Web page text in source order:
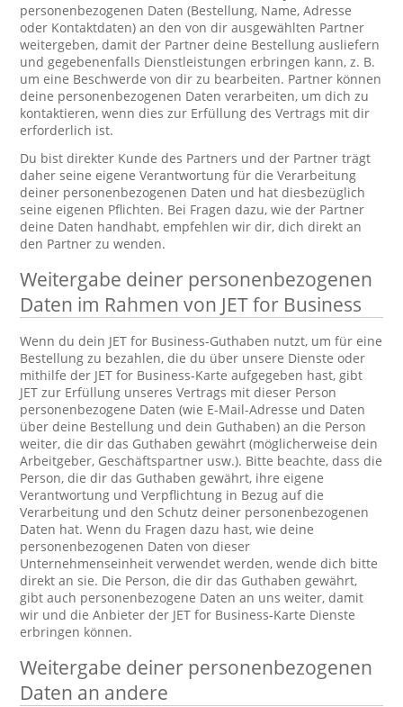
personenbezogenen Daten (Bestellung, Name, Adresse
oder Kontaktdaten) an den von dir ausgewählten Partner
weitergeben, damit der Partner deine Bestellung ausliefern
und gegebenenfalls Dienstleistungen erbringen kann, z. B.
um eine Beschwerde von dir zu bearbeiten. Partner können
deine personenbezogenen Daten verarbeiten, um dich zu
kontaktieren, wenn dies zur Erfüllung des Vertrags mit dir
erforderlich ist.
Du bist direkter Kunde des Partners und der Partner trägt
daher seine eigene Verantwortung für die Verarbeitung
deiner personenbezogenen Daten und hat diesbezüglich
seine eigenen Pflichten. Bei Fragen dazu, wie der Partner
deine Daten handhabt, empfehlen wir dir, dich direkt an
den Partner zu wenden.
Weitergabe deiner personenbezogenen
Daten im Rahmen von JET for Business
Wenn du dein JET for Business-Guthaben nutzt, um für eine
Bestellung zu bezahlen, die du über unsere Dienste oder
mithilfe der JET for Business-Karte aufgegeben hast, gibt
JET zur Erfüllung unseres Vertrags mit dieser Person
personenbezogene Daten (wie E-Mail-Adresse und Daten
über deine Bestellung und dein Guthaben) an die Person
weiter, die dir das Guthaben gewährt (möglicherweise dein
Arbeitgeber, Geschäftspartner usw.). Bitte beachte, dass die
Person, die dir das Guthaben gewährt, ihre eigene
Verantwortung und Verpflichtung in Bezug auf die
Verarbeitung und den Schutz deiner personenbezogenen
Daten hat. Wenn du Fragen dazu hast, wie deine
personenbezogenen Daten von dieser
Unternehmenseinheit verwendet werden, wende dich bitte
direkt an sie. Die Person, die dir das Guthaben gewährt,
gibt auch personenbezogene Daten an uns weiter, damit
wir und die Anbieter der JET for Business-Karte Dienste
erbringen können.
Weitergabe deiner personenbezogenen
Daten an andere